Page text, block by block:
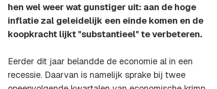
hen wel weer wat gunstiger uit: aan de hoge
inflatie zal geleidelijk een einde komen en de
koopkracht lijkt "substantieel" te verbeteren.
Eerder dit jaar belandde de economie al in een
recessie. Daarvan is namelijk sprake bij twee